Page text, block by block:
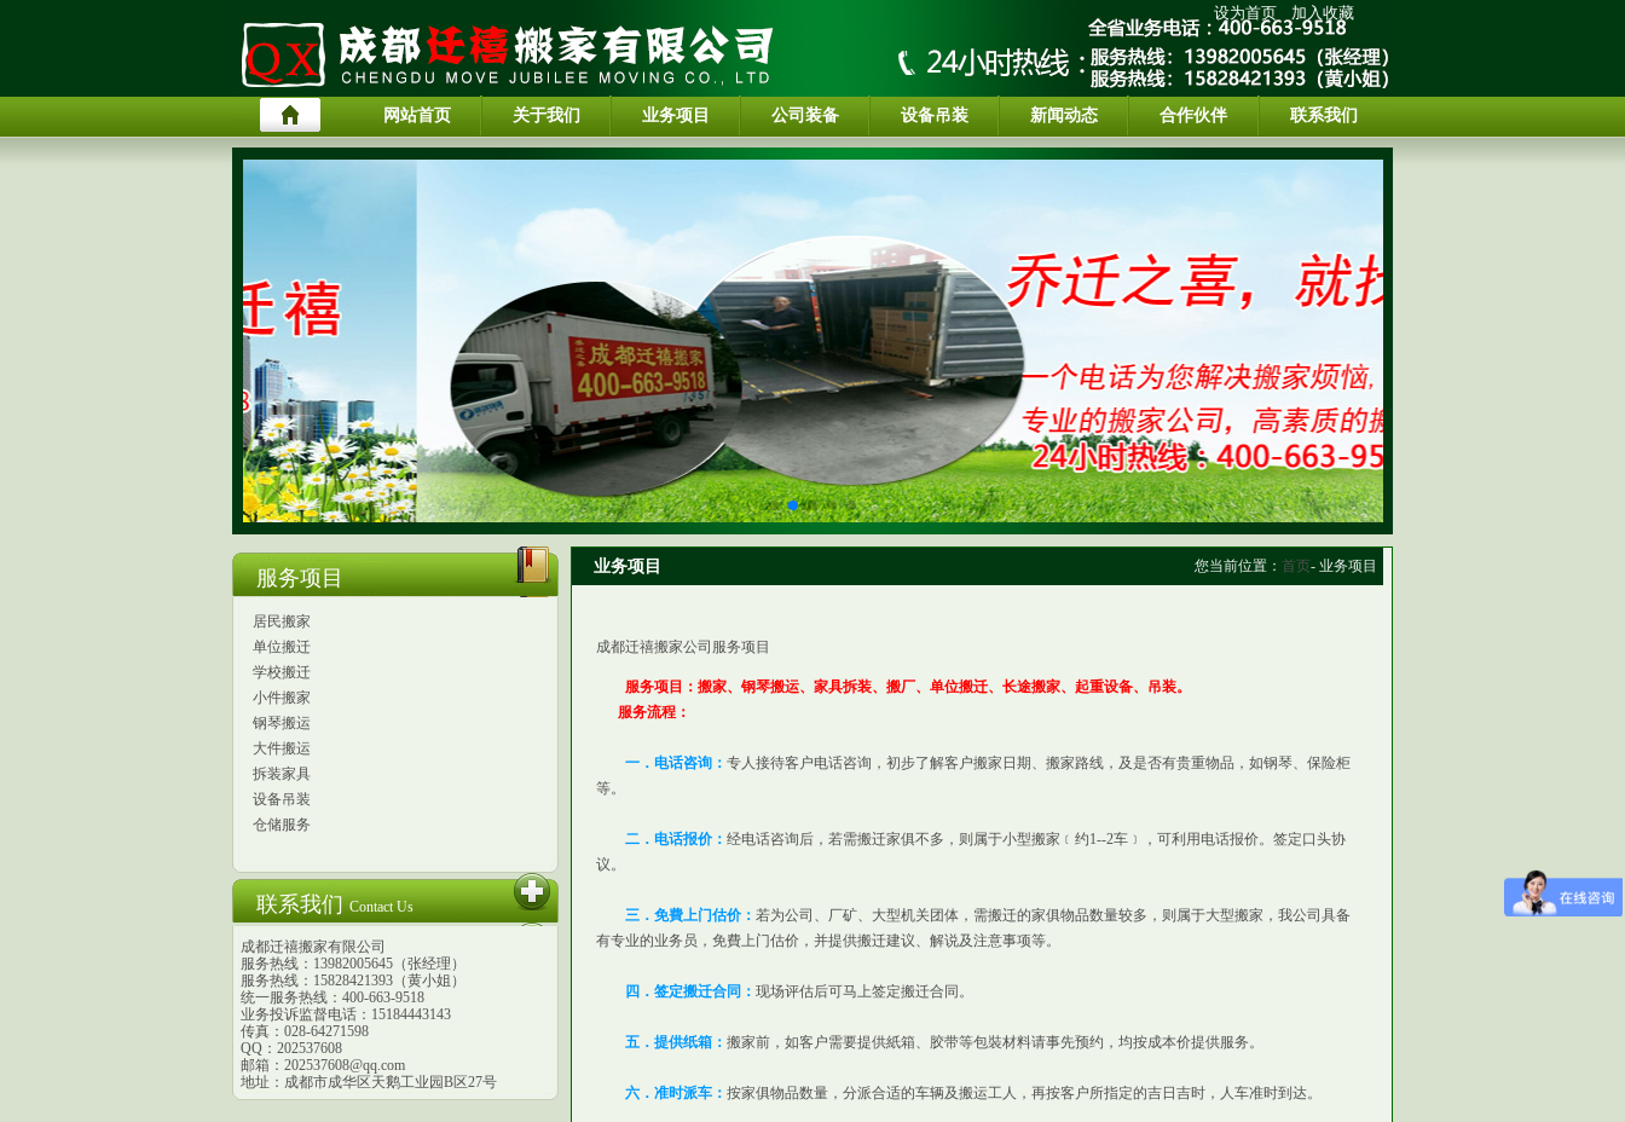
设为首页 加入收藏
网站首页 关于我们 业务项目 公司装备 设备吊装 新闻动态 合作伙伴 联系我们
服务项目
居民搬家
单位搬迁
学校搬迁
小件搬家
钢琴搬运
大件搬运
拆装家具
设备吊装
仓储服务
联系我们Contact Us
成都迁禧搬家有限公司
服务热线：13982005645（张经理）
服务热线：15828421393（黄小姐）
统一服务热线：400-663-9518
业务投诉监督电话：15184443143
传真：028-64271598
QQ：202537608
邮箱：202537608@qq.com
地址：成都市成华区天鹅工业园B区27号
业务项目 您当前位置： 首页- 业务项目
成都迁禧搬家公司服务项目
服务项目：搬家、钢琴搬运、家具拆装、搬厂、单位搬迁、长途搬家、起重设备、吊装。
服务流程：
一．电话咨询： 专人接待客户电话咨询，初步了解客户搬家日期、搬家路线，及是否有贵重物品，如钢琴、保险柜
等。
二．电话报价： 经电话咨询后，若需搬迁家俱不多，则属于小型搬家﹝约1--2车﹞，可利用电话报价。签定口头协
议。
三．免費上门估价： 若为公司、厂矿、大型机关团体，需搬迁的家俱物品数量较多，则属于大型搬家，我公司具备
有专业的业务员，免費上门估价，并提供搬迁建议、解说及注意事项等。
四．签定搬迁合同： 现场评估后可马上签定搬迁合同。
五．提供纸箱： 搬家前，如客户需要提供紙箱、胶带等包裝材料请事先预约，均按成本价提供服务。
六．准时派车： 按家俱物品数量，分派合适的车辆及搬运工人，再按客户所指定的吉日吉时，人车准时到达。